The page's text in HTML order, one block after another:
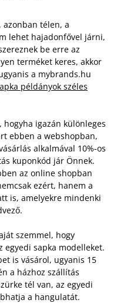
azonban télen, a
lehet hajadonfővel járni,
be erre az
terméket keres, akkor
a mybrands.hu
példányok széles
igazán különleges
ebben a webshopban,
alkalmával 10%-os
kuponkód jár Önnek.
az online shopban
ezért, hanem a
is, amelyekre mindenki
szemmel, hogy
egyedi sapka modelleket.
is vásárol, ugyanis 15
a házhoz szállítás
tél van, az egyedi
a hangulatát.